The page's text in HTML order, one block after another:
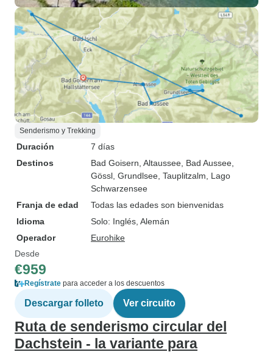
Senderismo y Trekking
Duración
7 días
Destinos
Bad Goisern , Altaussee , Bad Aussee
Gössl , Grundlsee , Tauplitzalm , Lago
Schwarzensee
Franja de edad
Todas las edades son bienvenidas
Idioma
Solo: Inglés, Alemán
Operador
Eurohike
Desde
€959
Regístrate para acceder a los descuentos
Descargar folleto Ver circuito
Ruta de senderismo circular del
Dachstein - la variante para